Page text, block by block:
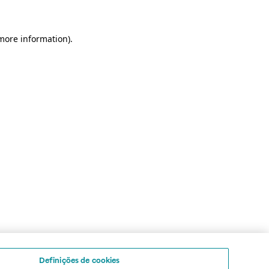
information).
Definições de cookies